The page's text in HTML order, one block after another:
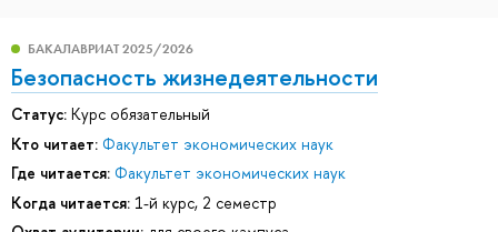
БАКАЛАВРИАТ 2025/2026
Безопасность жизнедеятельности
Статус: Курс обязательный
Кто читает: Факультет экономических наук
Где читается: Факультет экономических наук
Когда читается: 1-й курс, 2 семестр